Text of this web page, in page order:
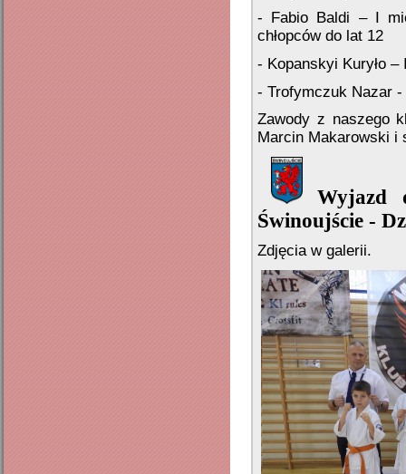
- Fabio Baldi – I
chłopców do lat 12
- Kopanskyi Kuryło –
- Trofymczuk Nazar -
Zawody z naszego
Marcin Makarowski i
Wyjazd
Świnoujście -
Zdjęcia w galerii.